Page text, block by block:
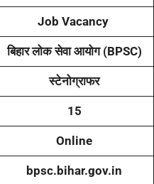
Job Vacancy
बिहार लोक सेवा आयोग (BPSC)
स्टेनोग्राफर
15
Online
bpsc.bihar.gov.in